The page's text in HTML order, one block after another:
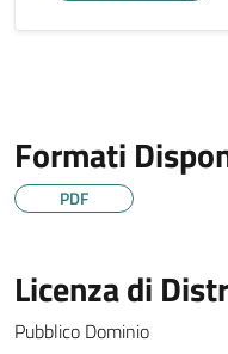
Formati
PDF
Licenza di
Pubblico Dominio